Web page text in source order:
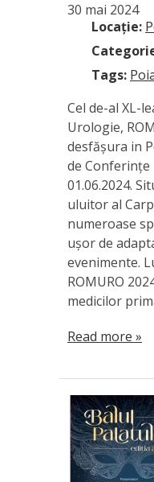
30 mai 2024
Locație:
Tags:
Cel de-al XL-
Urologie,
desfășura in
de Conferințe
01.06.2024.
uluitor al
numeroase
ușor de
evenimente.
ROMURO
medicilor
Read more »